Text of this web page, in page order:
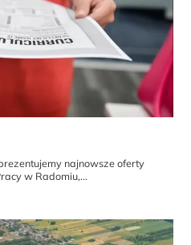
najnowsze oferty
w Radomiu,...